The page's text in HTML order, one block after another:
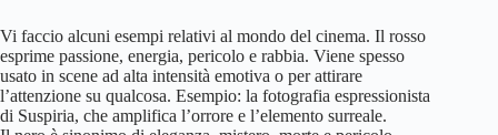
Vi faccio alcuni esempi relativi al mondo del cinema. Il rosso
esprime passione, energia, pericolo e rabbia. Viene spesso
usato in scene ad alta intensità emotiva o per attirare
l’attenzione su qualcosa. Esempio: la fotografia espressionista
di Suspiria, che amplifica l’orrore e l’elemento surreale.